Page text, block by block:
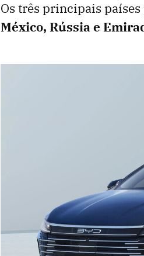
Os três principais
México, Rússia e